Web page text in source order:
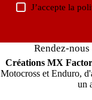
J’accepte la
Rendez-
Créations MX
Motocross et Enduro,
un